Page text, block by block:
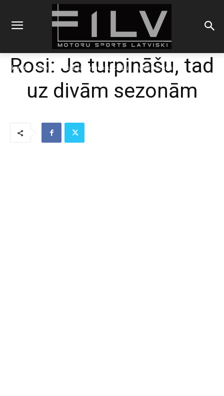
Sākums MotoGP Rosi: Ja turpināšu, tad uz divām sezonām
Rosi: Ja turpināšu, tad
uz divām sezonām